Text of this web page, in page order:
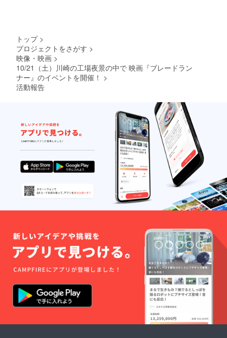
品）
※デザイ
CAMPF
IRE上に
て発表
しま
す。
●【Wプ
レミア
ム支援
特典】
・
Premiu
m Party
会場内
の飲食
VIP専用
の
レーン
をご利
用いた
だけま
す。
・
Premiu
会場内
用され
収録さ
れない
可能性
がござ
います
ので、
あ
らかじ
めご了
承くだ
さいま
せ。
●【早期
支援謝
画『ブ
レード
ラン
ナー ２
０４
９』
日
本版 劇
場用ポ
売品）
関する
映像や
につい
ては本
DVD
には収
録され
ませ
ん。ま
たイベ
ント内
で使用
される
音源等
収録さ
れない
可能性
がござ
います
ので、
あらか
じめご
ださい
ませ。
●【CA
トップ >
プロジェクトをさがす >
映像・映画 >
10/21（土）川崎の工場夜景の中で 映画『ブレードラン
ナー』のイベントを開催！ >
活動報告